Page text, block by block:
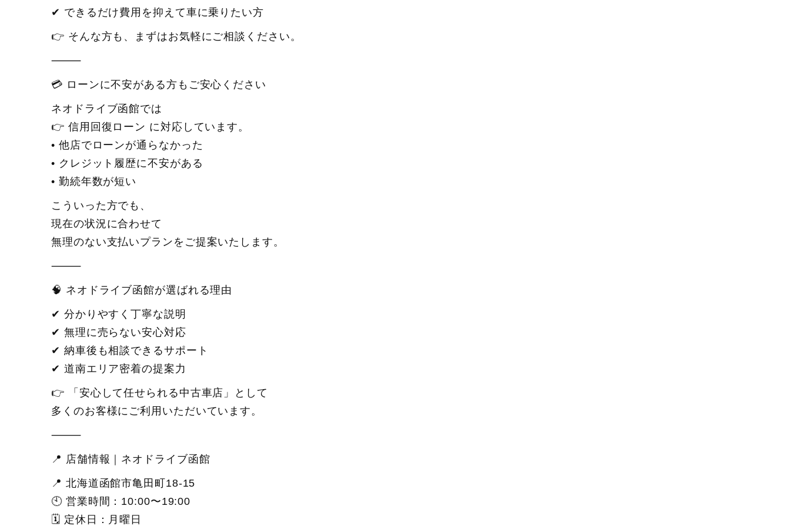
✔ できるだけ費用を抑えて車に乗りたい方
👉 そんな方も、まずはお気軽にご相談ください。
⸻
💳 ローンに不安がある方もご安心ください
ネオドライブ函館では
👉 信用回復ローン に対応しています。
• 他店でローンが通らなかった
• クレジット履歴に不安がある
• 勤続年数が短い
こういった方でも、
現在の状況に合わせて
無理のない支払いプランをご提案いたします。
⸻
🧠 ネオドライブ函館が選ばれる理由
✔ 分かりやすく丁寧な説明
✔ 無理に売らない安心対応
✔ 納車後も相談できるサポート
✔ 道南エリア密着の提案力
👉 「安心して任せられる中古車店」として
多くのお客様にご利用いただいています。
⸻
📍 店舗情報｜ネオドライブ函館
📍 北海道函館市亀田町18-15
🕙 営業時間：10:00〜19:00
🗓 定休日：月曜日